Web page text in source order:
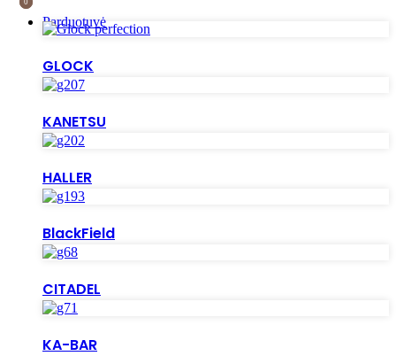
Parduotuvė
GLOCK
KANETSU
HALLER
BlackField
CITADEL
KA-BAR
00